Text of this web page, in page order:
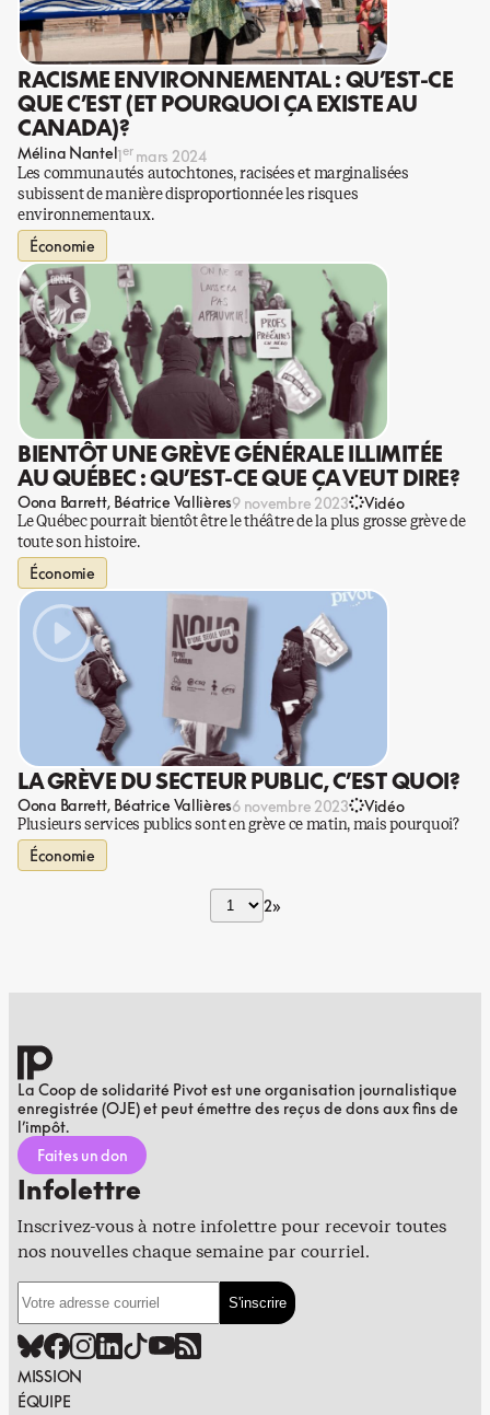
RACISME ENVIRONNEMENTAL : QU’EST-CE
QUE C’EST (ET POURQUOI ÇA EXISTE AU
CANADA)?
Mélina Nantel1ermars 2024
Les communautés autochtones, racisées et marginalisées
subissent de manière disproportionnée les risques
environnementaux.
Économie
BIENTÔT UNE GRÈVE GÉNÉRALE ILLIMITÉE
AU QUÉBEC : QU’EST-CE QUE ÇA VEUT DIRE?
Oona Barrett Béatrice Vallières9 novembre 2023 Vidéo
Le Québec pourrait bientôt être le théâtre de la plus grosse grève de
toute son histoire.
Économie
LA GRÈVE DU SECTEUR PUBLIC, C’EST QUOI?
Oona Barrett Béatrice Vallières6 novembre 2023 Vidéo
Plusieurs services publics sont en grève ce matin, mais pourquoi?
Économie
2»
La Coop de solidarité Pivot est une organisation journalistique
enregistrée (OJE) et peut émettre des reçus de dons aux fins de
l’impôt.
Faites un don
Infolettre
Inscrivez-vous à notre infolettre pour recevoir toutes
nos nouvelles chaque semaine par courriel.
MISSION
ÉQUIPE